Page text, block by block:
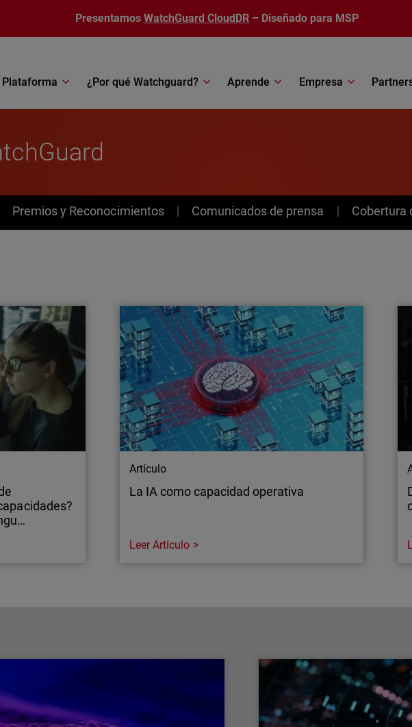
Presentamos WatchGuard CloudDR – Diseñado para MSP
Plataforma ¿Por qué Watchguard? Aprende Empresa
Premios y Reconocimientos Comunicados de prensa Cobertura
leyendo
MDR
operativas
Artículo
La IA como capacidad operativa
evolucionando hasta convertirse en una
capacidad operativa capaz de actuar a gran
Leer Artículo